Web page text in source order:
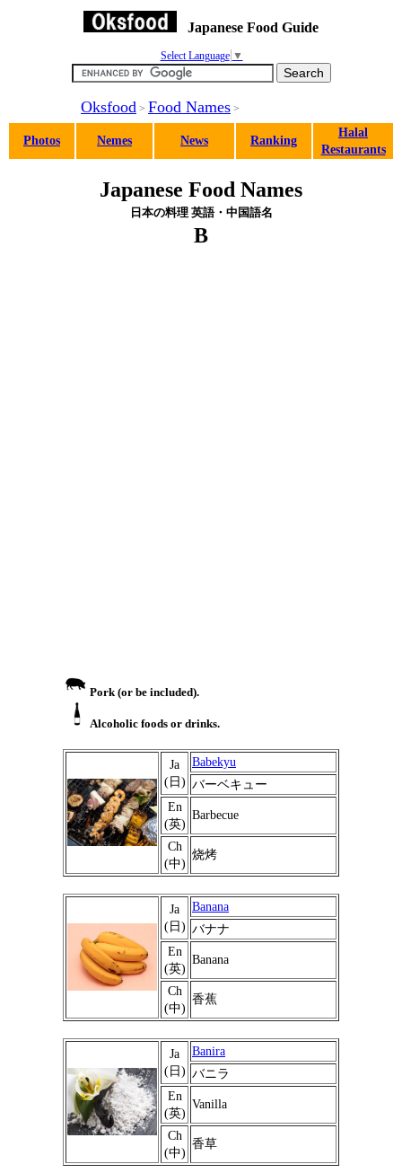
Japanese Food Guide
Select Language ▼
Oksfood > Food Names >
Photos Nemes News Ranking
Halal
Restaurants
Japanese Food Names
日本の料理 英語・中国語名
B
Pork (or be included).
Alcoholic foods or drinks.
Ja
(日)
Babekyu
バーベキュー
En
(英)
Barbecue
Ch
(中)
烧烤
Ja
(日)
Banana
バナナ
En
(英)
Banana
Ch
(中)
香蕉
Ja
(日)
Banira
バニラ
En
(英)
Vanilla
Ch
(中)
香草